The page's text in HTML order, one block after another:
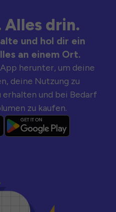
Alles drin.
und hol dir ein
an einem Ort.
herunter, um deine
deine Nutzung zu
und bei Bedarf
zu kaufen.